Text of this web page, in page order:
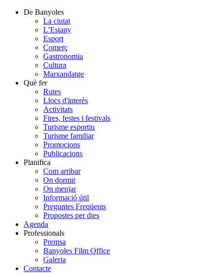
De Banyoles
La ciutat
L’Estany
Esport
Comerç
Gastronomia
Cultura
Marxandatge
Què fer
Rutes
Llocs d'interès
Activitats
Fires, festes i festivals
Turisme esportiu
Turisme familiar
Promocions
Publicacions
Planifica
Com arribar
On dormir
On menjar
Informació útil
Preguntes Freqüents
Propostes per dies
Agenda
Professionals
Premsa
Banyoles Film Office
Galeria
Contacte